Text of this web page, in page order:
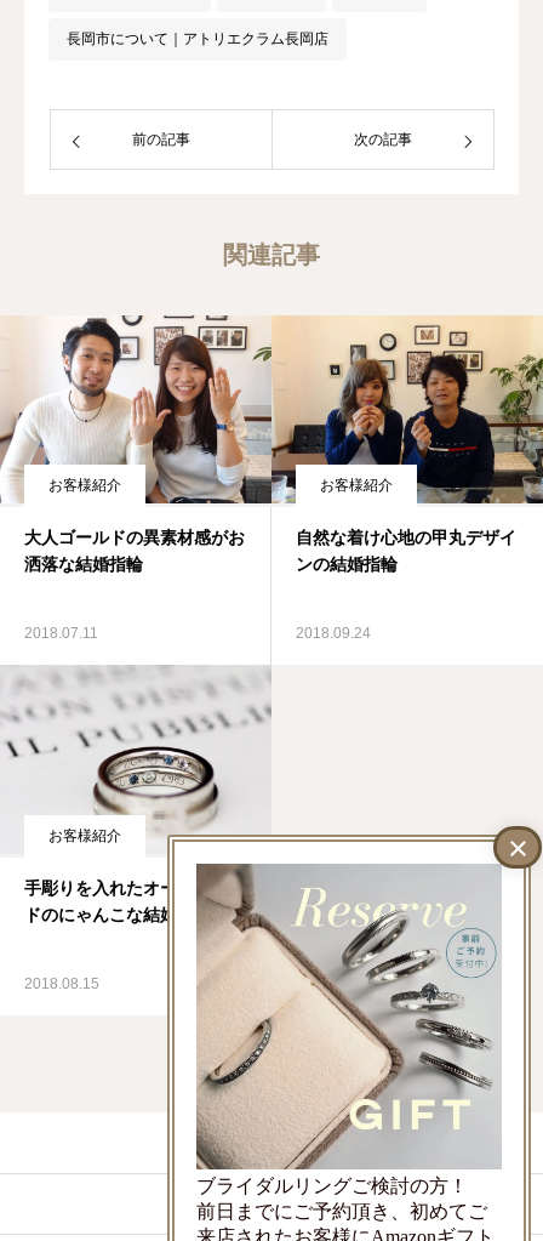
長岡市について｜アトリエクラム長岡店
前の記事 次の記事
関連記事
お客様紹介
大人ゴールドの異素材感がお
洒落な結婚指輪
2018.07.11
お客様紹介
自然な着け心地の甲丸デザイ
ンの結婚指輪
2018.09.24
お客様紹介
手彫りを入れたオーダーメイ
ドのにゃんこな結婚指輪
2018.08.15
LINEでお問い合わせ
ご来店予約
ブライダルリングご検討の方！
前日までにご予約頂き、初めてご
来店されたお客様にAmazonギフト